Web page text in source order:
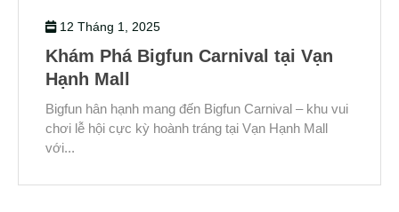
12 Tháng 1, 2025
Khám Phá Bigfun Carnival tại Vạn
Hạnh Mall
Bigfun hân hạnh mang đến Bigfun Carnival – khu vui
chơi lễ hội cực kỳ hoành tráng tại Vạn Hạnh Mall
với...